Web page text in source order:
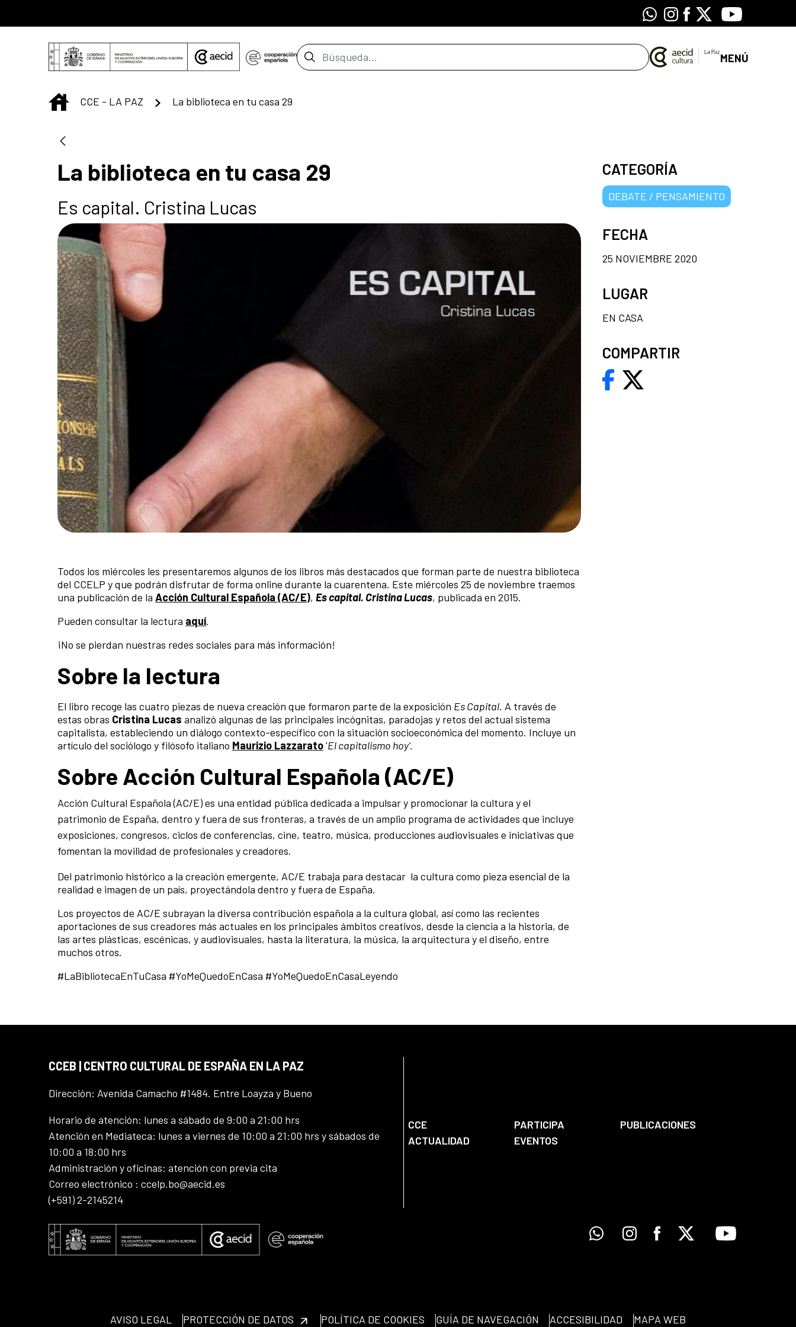
WhatsappInstagram
Facebook
X Youtube
Barra de búsqueda MENÚ
INICIO
CCE - LA PAZ La biblioteca en tu casa 29
La biblioteca en tu casa 29
Es capital. Cristina Lucas
Todos los miércoles les presentaremos algunos de los libros más destacados que forman parte de nuestra biblioteca
del CCELP y que podrán disfrutar de forma online durante la cuarentena. Este miércoles 25 de noviembre traemos
una publicación de la Acción Cultural Española (AC/E), Es capital. Cristina Lucas, publicada en 2015.
Pueden consultar la lectura aquí.
¡No se pierdan nuestras redes sociales para más información!
Sobre la lectura
El libro recoge las cuatro piezas de nueva creación que formaron parte de la exposición Es Capital. A través de
estas obras Cristina Lucas analizó algunas de las principales incógnitas, paradojas y retos del actual sistema
capitalista, estableciendo un diálogo contexto-específico con la situación socioeconómica del momento. Incluye un
artículo del sociólogo y filósofo italiano Maurizio Lazzarato'El capitalismo hoy'.
Sobre Acción Cultural Española (AC/E)
Acción Cultural Española (AC/E) es una entidad pública dedicada a impulsar y promocionar la cultura y el
patrimonio de España, dentro y fuera de sus fronteras, a través de un amplio programa de actividades que incluye
exposiciones, congresos, ciclos de conferencias, cine, teatro, música, producciones audiovisuales e iniciativas que
fomentan la movilidad de profesionales y creadores.
Del patrimonio histórico a la creación emergente, AC/E trabaja para destacar la cultura como pieza esencial de la
realidad e imagen de un país, proyectándola dentro y fuera de España.
Los proyectos de AC/E subrayan la diversa contribución española a la cultura global, así como las recientes
aportaciones de sus creadores más actuales en los principales ámbitos creativos, desde la ciencia a la historia, de
las artes plásticas, escénicas, y audiovisuales, hasta la literatura, la música, la arquitectura y el diseño, entre
muchos otros.
#LaBibliotecaEnTuCasa #YoMeQuedoEnCasa #YoMeQuedoEnCasaLeyendo
CATEGORÍA
DEBATE / PENSAMIENTO
FECHA
25 NOVIEMBRE 2020
LUGAR
EN CASA
COMPARTIR
CCEB | CENTRO CULTURAL DE ESPAÑA EN LA PAZ
Dirección: Avenida Camacho #1484. Entre Loayza y Bueno
Horario de atención: lunes a sábado de 9:00 a 21:00 hrs
Atención en Mediateca: lunes a viernes de 10:00 a 21:00 hrs y sábados de
10:00 a 18:00 hrs
Administración y oficinas: atención con previa cita
Correo electrónico : ccelp.bo@aecid.es
(+591) 2-2145214
CCE PARTICIPA
PUBLICACIONES
ACTUALIDAD
EVENTOS
WhatsappInstagramFacebook
X Youtube
AVISO LEGAL PROTECCIÓN DE DATOS POLÍTICA DE COOKIES GUÍA DE NAVEGACIÓN ACCESIBILIDAD MAPA WEB